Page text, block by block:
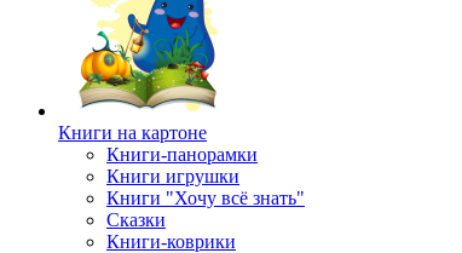
Книги на картоне
Книги-панорамки
Книги игрушки
Книги "Хочу всё знать"
Сказки
Книги-коврики